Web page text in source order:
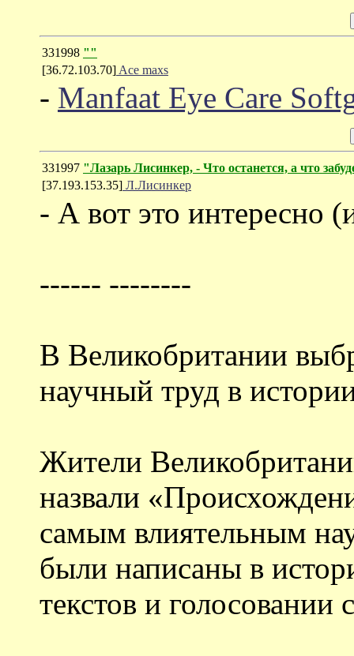
331998 ""
[36.72.103.70] Ace maxs
- Manfaat Eye Care
331997 "Лазарь Лисинкер, - Что останется, а что
[37.193.153.35] Л.Лисинкер
- А вот это интересно
------ --------
В Великобритании
научный труд в
Жители
назвали
самым влиятельным
были написаны в
текстов и